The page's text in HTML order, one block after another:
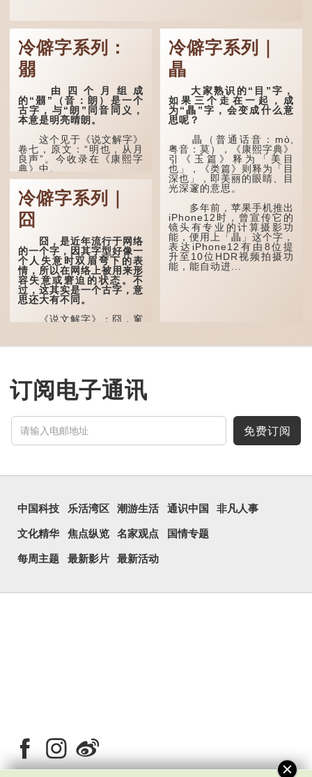
冷僻字系列：
朤
由四个月组成
的“朤”（音：朗）是一个
古字，与“朗”同音同义，
本意是明亮晴朗。
这个见于《说文解字》
卷七，原文：“明也，从月
良声”。今收录在《康熙字
典》中。
这个字，用法颇多。
“朤朤干坤，舍我其
谁。”干坤是《周易》中的
两个卦名，这里指天地、宇
宙等，形容政治清明，天下
太平！
“天空朤朤，任鸟儿高
飞。”也是指天清气明，鸟
儿可高飞。
“朤朤脆脆”就是形容办
事爽快干脆。我...
冷僻字系列｜
囧
囧，是近年流行于网络
的一个字，因其字型好像一
个人失意时双眉弯下的表
情，所以在网络上被用来形
容失意或窘迫的状态。不
过，这其实是一个古字，意
思还大有不同。
《说文解字》：囧，窻
「囱」一样都是「窗」的象
示在囧地种黍。
这个古字十分少用，直
行表情符号，这个字也被网
民当做表情符号来用。
囧字的「八」像一对委
冷僻字系列｜
瞐
大家熟识的“目”字，
如果三个走在一起，成
为“瞐”字，会变成什么意
思呢？
瞐（普通话音：mò,
粤音：莫），《康熙字典》
引《玉篇》释为「美目
也」，《类篇》则释为「目
深也」，即美丽的眼睛、目
光深邃的意思。
多年前，苹果手机推出
iPhone12时，曾宣传它的
镜头有专业的计算摄影功
能，便用上「瞐」这个字，
表达iPhone12有由8位提
升至10位HDR视频拍摄功
能，能自动进...
订阅电子通讯
免费订阅
中国科技 乐活湾区 潮游生活 通识中国 非凡人事
文化精华 焦点纵览 名家观点 国情专题
每周主题 最新影片 最新活动